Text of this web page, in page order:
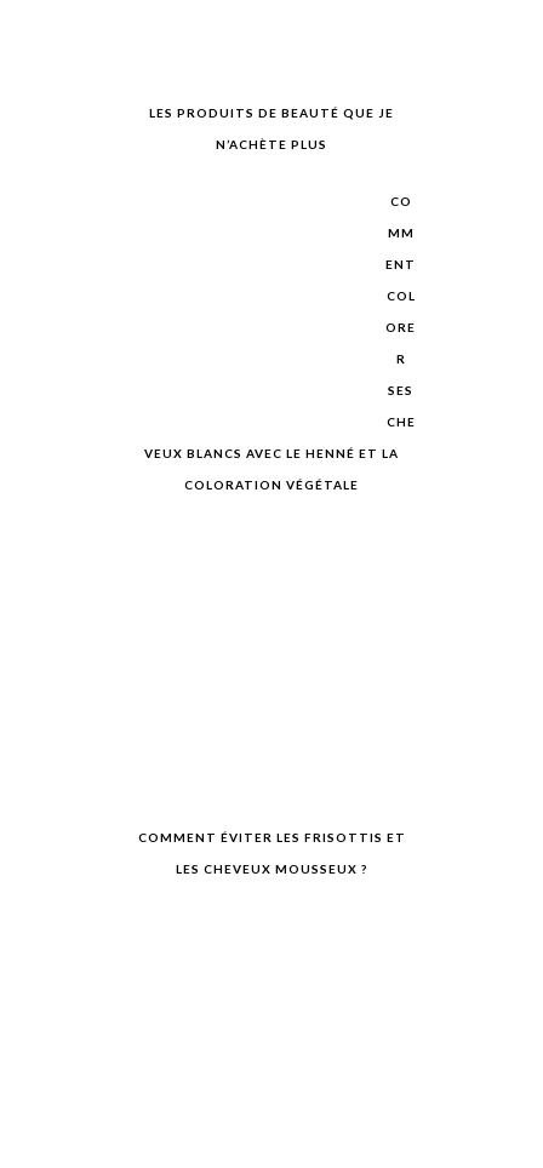
LES PRODUITS DE BEAUTÉ QUE JE
N’ACHÈTE PLUS
CO
MM
ENT
COL
ORE
R
SES
CHE
VEUX BLANCS AVEC LE HENNÉ ET LA
COLORATION VÉGÉTALE
COMMENT ÉVITER LES FRISOTTIS ET
LES CHEVEUX MOUSSEUX ?